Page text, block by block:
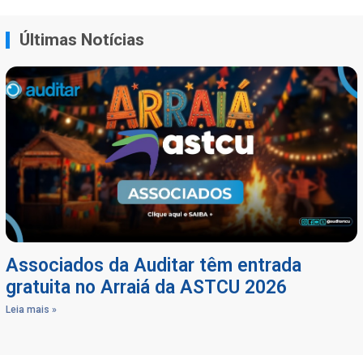
Últimas Notícias
Associados da Auditar têm entrada
gratuita no Arraiá da ASTCU 2026
Leia mais »